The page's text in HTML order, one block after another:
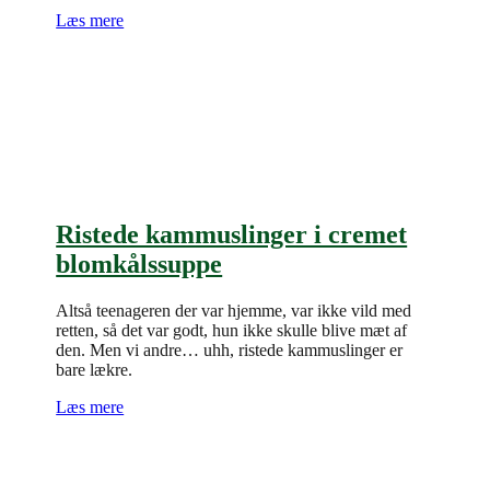
Læs mere
Ristede kammuslinger i cremet
blomkålssuppe
Altså teenageren der var hjemme, var ikke vild med
retten, så det var godt, hun ikke skulle blive mæt af
den. Men vi andre… uhh, ristede kammuslinger er
bare lækre.
Læs mere